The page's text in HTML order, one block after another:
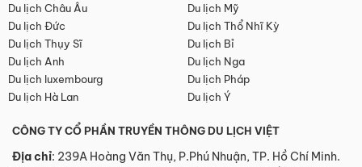
Du lịch Châu Âu
Du lịch Mỹ
Du lịch Đức
Du lịch Thổ Nhĩ Kỳ
Du lịch Thụy Sĩ
Du lịch Bỉ
Du lịch Anh
Du lịch Nga
Du lịch luxembourg
Du lịch Pháp
Du lịch Hà Lan
Du lịch Ý
CÔNG TY CỔ PHẦN TRUYỀN THÔNG DU LỊCH VIỆT
Địa chỉ: 239A Hoàng Văn Thụ, P.Phú Nhuận, TP. Hồ Chí Minh.